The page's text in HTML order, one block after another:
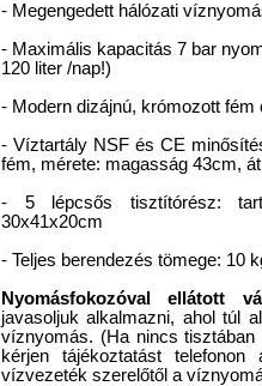
- Megengedett hálózati
- Maximális kapacitás 7 bar
120 liter /nap!)
- Modern dizájnú, krómozott fém
- Víztartály NSF és CE
fém, mérete: magasság 43cm,
- 5 lépcsős tisztítórész:
30x41x20cm
- Teljes berendezés tömege: 10
Nyomásfokozóval ellátott
javasoljuk alkalmazni, ahol túl
víznyomás. (Ha nincs
kérjen tájékoztatást
vízvezeték szerelőtől a